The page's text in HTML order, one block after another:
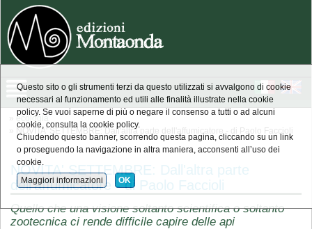
» ecologia
» NOVITA' SETTEMBRE: Dall'altra parte dell'affumicatore - di Paolo Faccioli
NOVITA' SETTEMBRE: Dall'altra parte
dell'affumicatore - di Paolo Faccioli
Quello che una visione soltanto scientifica o soltanto
zootecnica ci rende difficile capire delle api
Questo sito o gli strumenti terzi da questo utilizzati si avvalgono di cookie
necessari al funzionamento ed utili alle finalità illustrate nella cookie
policy. Se vuoi saperne di più o negare il consenso a tutti o ad alcuni
cookie, consulta la cookie policy.
Chiudendo questo banner, scorrendo questa pagina, cliccando su un link
o proseguendo la navigazione in altra maniera, acconsenti all’uso dei
cookie.
Maggiori informazioni OK